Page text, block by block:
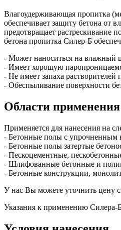
Влагоудерживающая пропитка
обеспечивает защиту бетона от
предотвращает растрескивание
бетона пропитка Силер-Б
- Может наноситься на влажный
- Имеет хорошую
- Не имеет запаха растворителей
- Обеспыливание поверхности
Области
Применяется для нанесения на
- Бетонные полы с упрочненным
- Бетонные полы затертые
- Пескоцементные,
- Шлифованные бетонные и
- Бетонные конструкции,
У нас Вы можете уточнить цену
Указания к применению Силера-